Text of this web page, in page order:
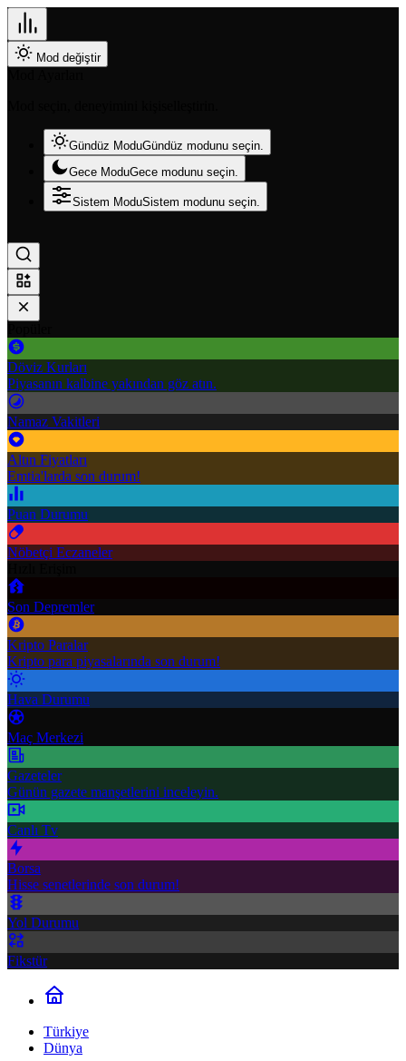
Mod değiştir
Gündüz ModuGündüz modunu seçin.
Gece ModuGece modunu seçin.
Sistem ModuSistem modunu seçin.
Döviz Kurları
Piyasanın kalbine yakından göz atın.
Namaz Vakitleri
Altın Fiyatları
Emtia'larda son durum!
Puan Durumu
Nöbetçi Eczaneler
Son Depremler
Kripto Paralar
Kripto para piyasalarında son durum!
Hava Durumu
Maç Merkezi
Gazeteler
Günün gazete manşetlerini inceleyin.
Canlı Tv
Borsa
Hisse senetlerinde son durum!
Yol Durumu
Fikstür
Türkiye
Dünya